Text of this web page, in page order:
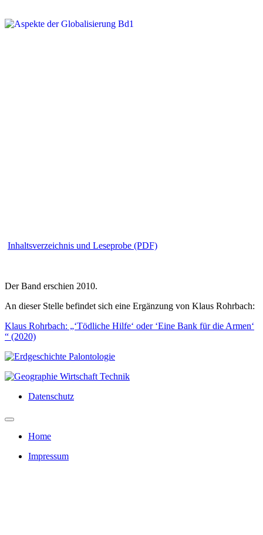
Inhaltsverzeichnis und Leseprobe (PDF)
Der Band erschien 2010.
An dieser Stelle befindet sich eine Ergänzung von Klaus Rohrbach:
Klaus Rohrbach: „‘Tödliche Hilfe‘ oder ‘Eine Bank für die Armen‘
“ (2020)
Datenschutz
Home
Impressum